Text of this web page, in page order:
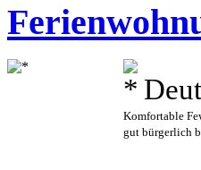
Komfortable
gut bürgerlich